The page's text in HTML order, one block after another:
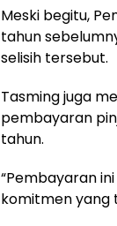
Meski begitu,
tahun
selisih tersebut.
Tasming juga
pembayaran
tahun.
“Pembayaran
komitmen yang